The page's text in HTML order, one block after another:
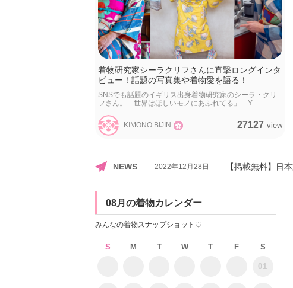
着物研究家シーラクリフさんに直撃ロングインタ
ビュー！話題の写真集や着物愛を語る！
SNSでも話題のイギリス出身着物研究家のシーラ・クリ
フさん。「世界はほしいモノにあふれてる」「Y...
KIMONO BIJIN 27127 view
NEWS 2022年12月28日 【掲載無料】日
08月の着物カレンダー
みんなの着物スナップショット♡
S M T W T F S
01